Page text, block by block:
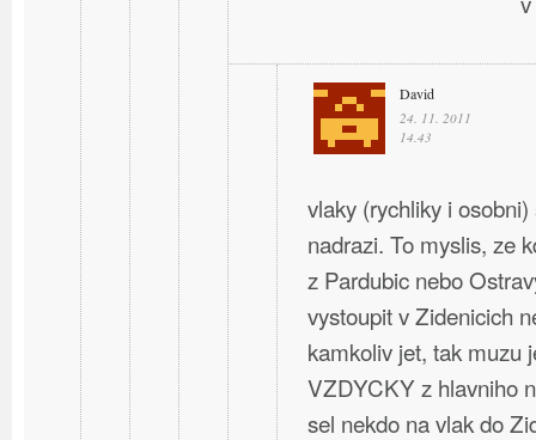
David
24. 11. 2011
14.43
vlaky (rychliky i
nadrazi. To myslis, ze
z Pardubic nebo
vystoupit v Zidenicich
kamkoliv jet, tak muzu
VZDYCKY z hlavniho
sel nekdo na vlak do